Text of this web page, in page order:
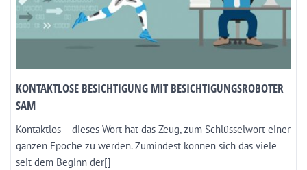
KONTAKTLOSE BESICHTIGUNG MIT BESICHTIGUNGSROBOTER
SAM
Kontaktlos – dieses Wort hat das Zeug, zum Schlüsselwort einer
ganzen Epoche zu werden. Zumindest können sich das viele
seit dem Beginn der[]